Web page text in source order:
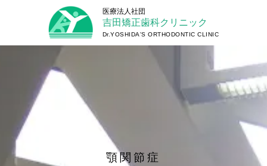
吉田矯正歯科クリニック
顎関節症